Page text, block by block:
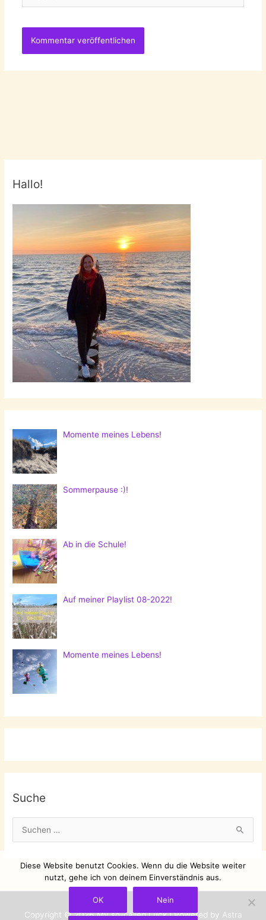
Hallo!
Momente meines Lebens!
Sommerpause :)!
Ab in die Schule!
Auf meiner Playlist 08-2022!
Momente meines Lebens!
Suche
u
Copyright © 2026My so-called Luck| Powered by Astra
Diese Website benutzt Cookies. Wenn du die Website weiter
nutzt, gehe ich von deinem Einverständnis aus.
OK Nein